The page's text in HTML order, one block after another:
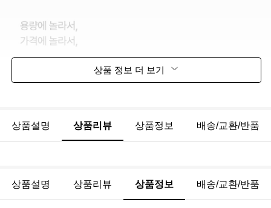
상품 정보 더 보기
상품설명 상품리뷰 상품정보 배송/교환/반품
상품설명 상품리뷰 상품정보 배송/교환/반품